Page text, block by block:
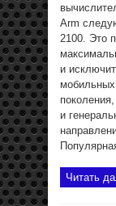
Arm
2100. Это
и
и
Читать